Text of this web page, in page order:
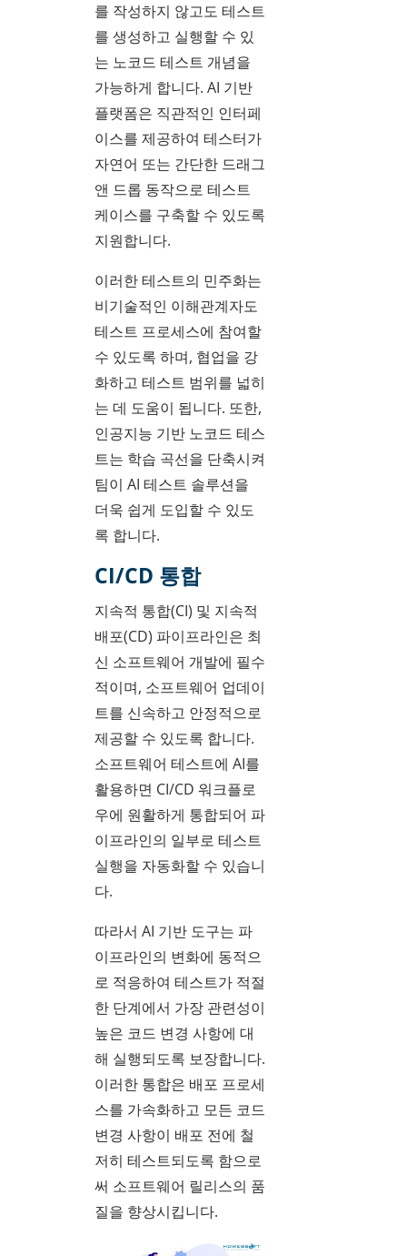
를 작성하지 않고도 테스트
를 생성하고 실행할 수 있
는 노코드 테스트 개념을
가능하게 합니다. AI 기반
플랫폼은 직관적인 인터페
이스를 제공하여 테스터가
자연어 또는 간단한 드래그
앤 드롭 동작으로 테스트
케이스를 구축할 수 있도록
지원합니다.
이러한 테스트의 민주화는
비기술적인 이해관계자도
테스트 프로세스에 참여할
수 있도록 하며, 협업을 강
화하고 테스트 범위를 넓히
는 데 도움이 됩니다. 또한,
인공지능 기반 노코드 테스
트는 학습 곡선을 단축시켜
팀이 AI 테스트 솔루션을
더욱 쉽게 도입할 수 있도
록 합니다.
CI/CD 통합
지속적 통합(CI) 및 지속적
배포(CD) 파이프라인은 최
신 소프트웨어 개발에 필수
적이며, 소프트웨어 업데이
트를 신속하고 안정적으로
제공할 수 있도록 합니다.
소프트웨어 테스트에 AI를
활용하면 CI/CD 워크플로
우에 원활하게 통합되어 파
이프라인의 일부로 테스트
실행을 자동화할 수 있습니
다.
따라서 AI 기반 도구는 파
이프라인의 변화에 동적으
로 적응하여 테스트가 적절
한 단계에서 가장 관련성이
높은 코드 변경 사항에 대
해 실행되도록 보장합니다.
이러한 통합은 배포 프로세
스를 가속화하고 모든 코드
변경 사항이 배포 전에 철
저히 테스트되도록 함으로
써 소프트웨어 릴리스의 품
질을 향상시킵니다.